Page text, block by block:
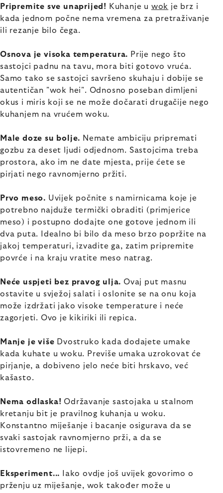
Pripremite sve unaprijed! Kuhanje u wok je brz i
kada jednom počne nema vremena za pretraživanje
ili rezanje bilo čega.
Osnova je visoka temperatura. Prije nego što
sastojci padnu na tavu, mora biti gotovo vruća.
Samo tako se sastojci savršeno skuhaju i dobije se
autentičan "wok hei". Odnosno poseban dimljeni
okus i miris koji se ne može dočarati drugačije nego
kuhanjem na vrućem woku.
Male doze su bolje. Nemate ambiciju pripremati
gozbu za deset ljudi odjednom. Sastojcima treba
prostora, ako im ne date mjesta, prije ćete se
pirjati nego ravnomjerno pržiti.
Prvo meso. Uvijek počnite s namirnicama koje je
potrebno najduže termički obraditi (primjerice
meso) i postupno dodajte one gotove jednom ili
dva puta. Idealno bi bilo da meso brzo popržite na
jakoj temperaturi, izvadite ga, zatim pripremite
povrće i na kraju vratite meso natrag.
Neće uspjeti bez pravog ulja. Ovaj put masnu
ostavite u svježoj salati i oslonite se na onu koja
može izdržati jako visoke temperature i neće
zagorjeti. Ovo je kikiriki ili repica.
Manje je više Dvostruko kada dodajete umake
kada kuhate u woku. Previše umaka uzrokovat će
pirjanje, a dobiveno jelo neće biti hrskavo, već
kašasto.
Nema odlaska! Održavanje sastojaka u stalnom
kretanju bit je pravilnog kuhanja u woku.
Konstantno miješanje i bacanje osigurava da se
svaki sastojak ravnomjerno prži, a da se
istovremeno ne lijepi.
Eksperiment... Iako ovdje još uvijek govorimo o
prženju uz miješanje, wok također može u